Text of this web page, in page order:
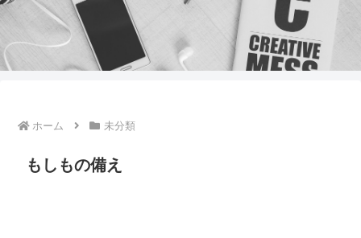
ホーム 未分類
もしもの備え